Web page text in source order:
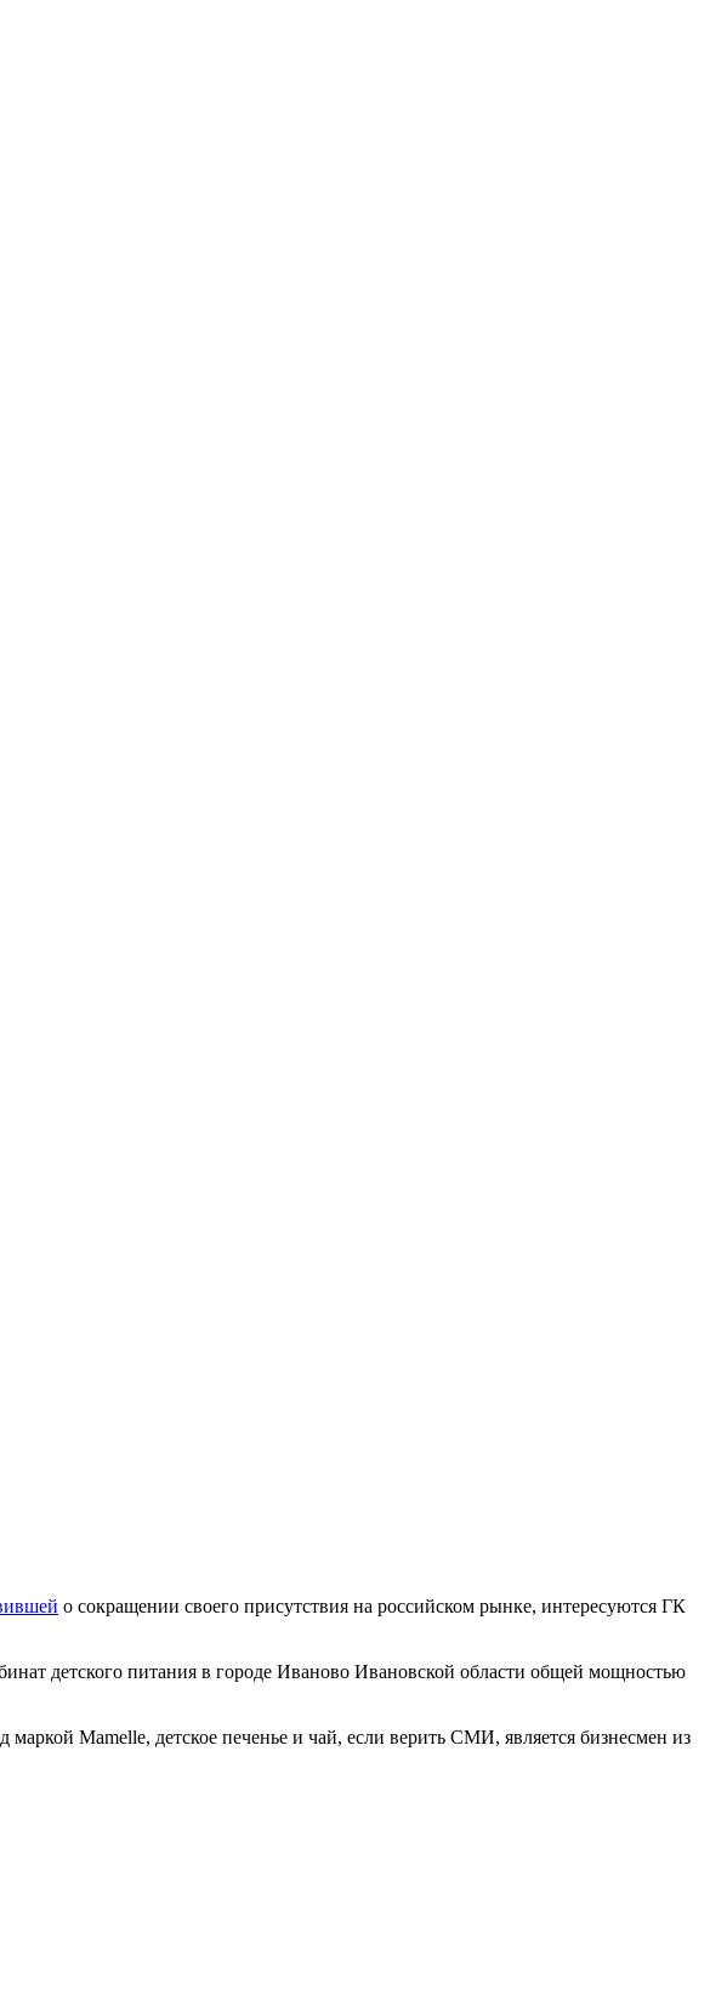
о сокращении своего присутствия на российском рынке, интересуются ГК
детского питания в городе Иваново Ивановской области общей мощностью
Mamelle, детское печенье и чай, если верить СМИ, является бизнесмен из